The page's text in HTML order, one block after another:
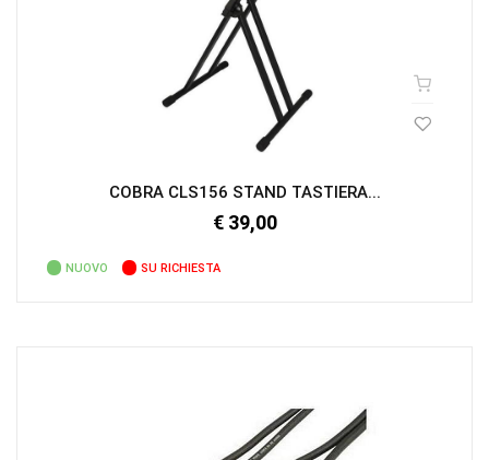
COBRA CLS156 STAND TASTIERA...
€ 39,00
NUOVO SU RICHIESTA